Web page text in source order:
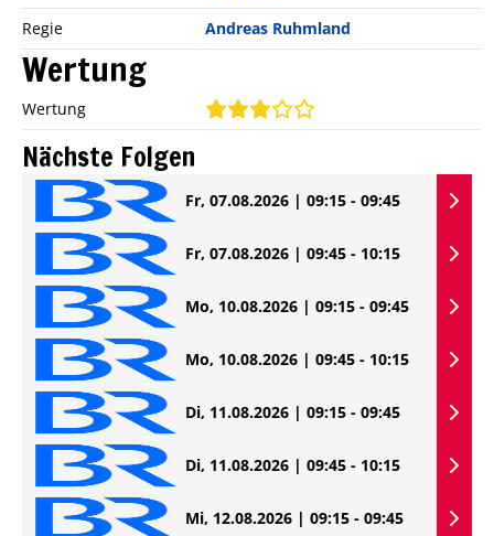
Regie
Andreas Ruhmland
Wertung
Wertung
Nächste Folgen
Fr, 07.08.2026 | 09:15 - 09:45
Fr, 07.08.2026 | 09:45 - 10:15
Mo, 10.08.2026 | 09:15 - 09:45
Mo, 10.08.2026 | 09:45 - 10:15
Di, 11.08.2026 | 09:15 - 09:45
Di, 11.08.2026 | 09:45 - 10:15
Mi, 12.08.2026 | 09:15 - 09:45